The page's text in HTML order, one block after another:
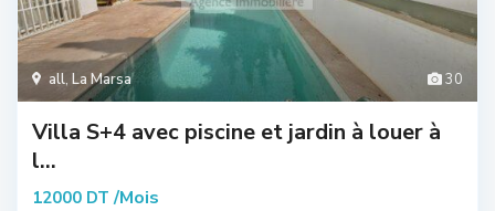
30
all, La Marsa
Villa S+4 avec piscine et jardin à louer à
l...
12000 DT /Mois